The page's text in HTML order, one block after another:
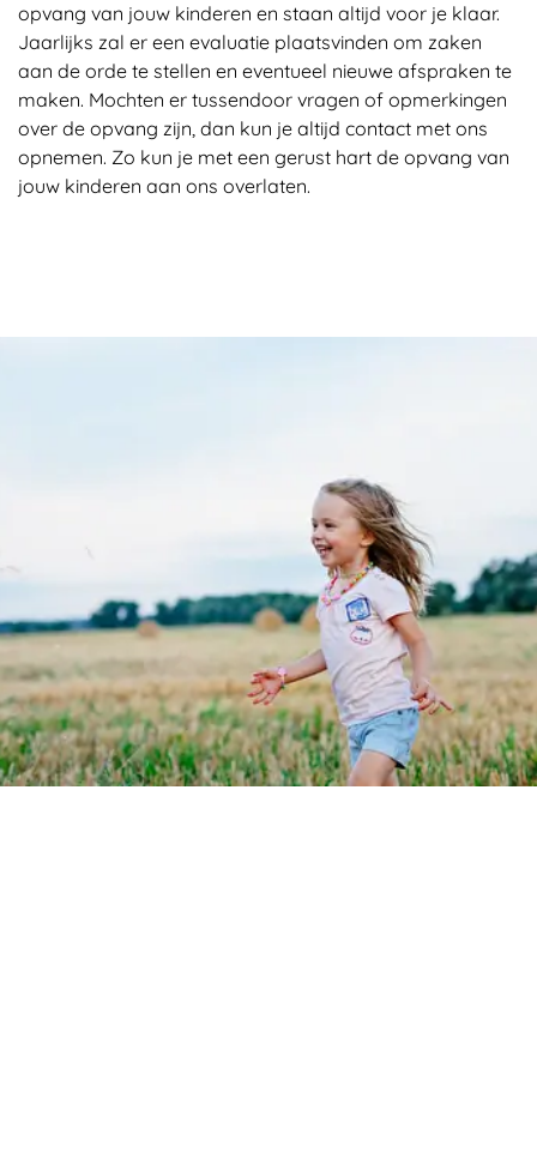
opvang van jouw kinderen en staan altijd voor je klaar.
Jaarlijks zal er een evaluatie plaatsvinden om zaken
aan de orde te stellen en eventueel nieuwe afspraken te
maken. Mochten er tussendoor vragen of opmerkingen
over de opvang zijn, dan kun je altijd contact met ons
opnemen. Zo kun je met een gerust hart de opvang van
jouw kinderen aan ons overlaten.